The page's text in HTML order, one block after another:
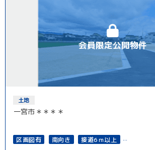
会員限定公開物件
土地
一宮市＊＊＊＊
区画図有 南向き
接道6ｍ以上